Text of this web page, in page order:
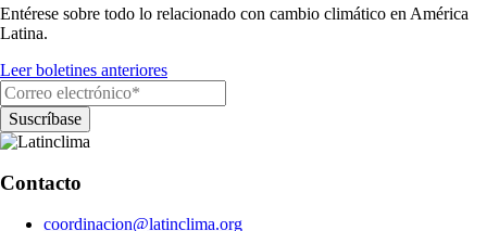
Entérese sobre todo lo relacionado con cambio climático en América
Latina.
Leer boletines anteriores
Contacto
coordinacion@latinclima.org